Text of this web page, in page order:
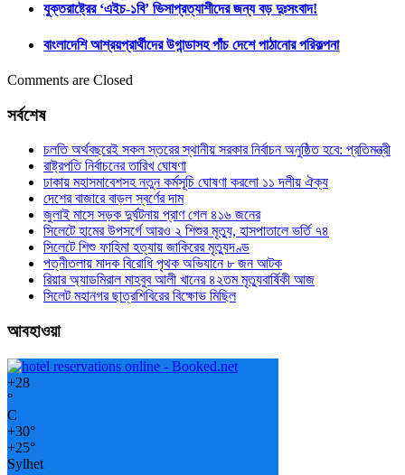
যুক্তরাষ্ট্রের ‘এইচ-১বি’ ভিসাপ্রত্যাশীদের জন্য বড় দুঃসংবাদ!
বাংলাদেশি আশ্রয়প্রার্থীদের উগান্ডাসহ পাঁচ দেশে পাঠানোর পরিকল্পনা
Comments are Closed
সর্বশেষ
চলতি অর্থবছরেই সকল স্তরের স্থানীয় সরকার নির্বাচন অনুষ্ঠিত হবে: প্রতিমন্ত্রী
রাষ্ট্রপতি নির্বাচনের তারিখ ঘোষণা
ঢাকায় মহাসমাবেশসহ নতুন কর্মসূচি ঘোষণা করলো ১১ দলীয় ঐক্য
দেশের বাজারে বাড়ল স্বর্ণের দাম
জুলাই মাসে সড়ক দুর্ঘটনায় প্রাণ গেল ৪১৬ জনের
সিলেটে হামের উপসর্গে আরও ২ শিশুর মৃত্যু, হাসপাতালে ভর্তি ৭৪
সিলেটে শিশু ফাহিমা হত্যায় জাকিরের মৃত্যুদণ্ড
পত্নীতলায় মাদক বিরোধি পৃথক অভিযানে ৮ জন আটক
রিয়ার অ্যাডমিরাল মাহবুব আলী খানের ৪২তম মৃত্যুবার্ষিকী আজ
সিলেট মহানগর ছাত্রশিবিরের বিক্ষোভ মিছিল
আবহাওয়া
+28
°
C
+30°
+25°
Sylhet